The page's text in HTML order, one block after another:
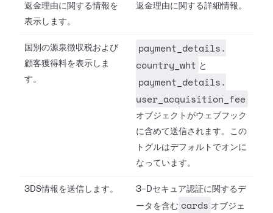
返金理由に関する情報を
表示します。
返金理由に関する詳細情報。
国別の源泉徴収税および
顧客獲得料を表示しま
す。
payment_details.​
country_wht と
payment_details.​
user_acquisition_fee
オブジェクトがウェブフック
に含めて送信されます。この
トグルはデフォルトでオンに
なっています。
3DS情報を送信します。
3-Dセキュア認証に関するデ
ータを含む cards オブジェ